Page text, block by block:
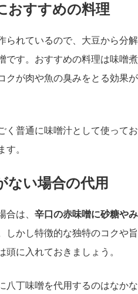
おすすめの料理
られているので、大豆から分
です。おすすめの料理は味噌
クが肉や魚の臭みをとる効果
く普通に味噌汁として使って
す。
ない場合の代用
合は、 辛口の赤味噌に砂糖や
しかし特徴的な独特のコクや
頭に入れておきましょう。
八丁味噌を代用するのはなか